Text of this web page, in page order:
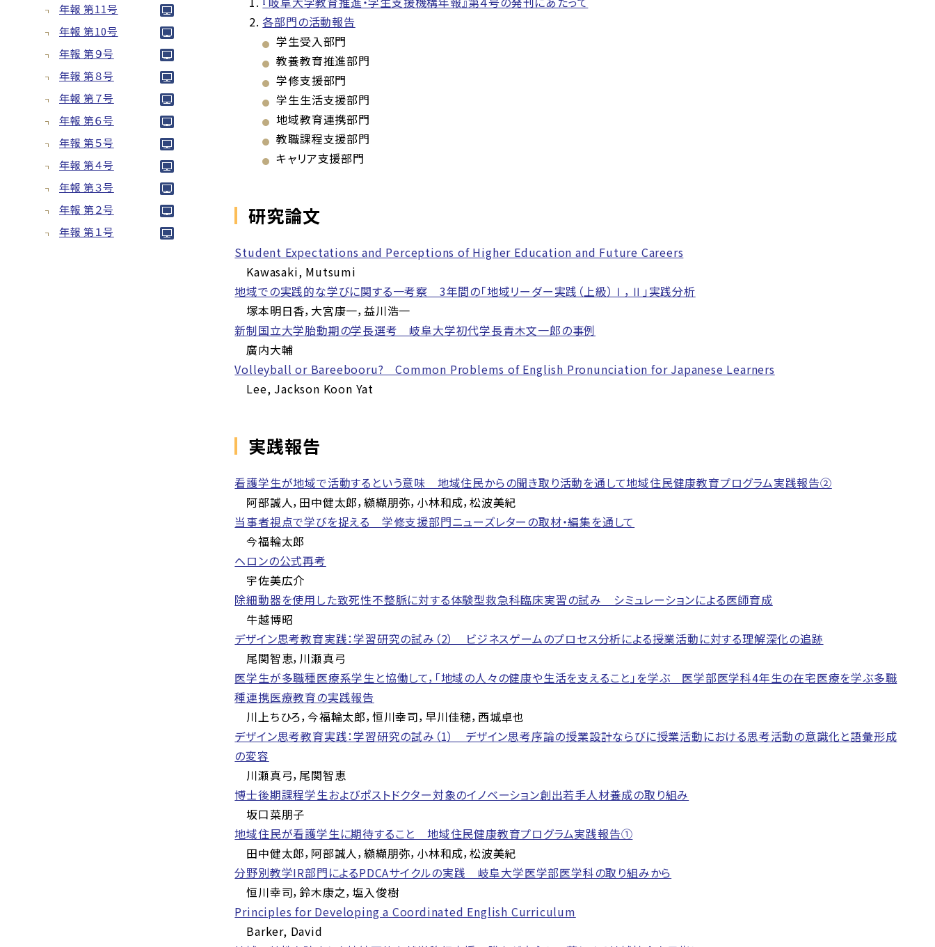
各部門の活動報告
学生受入部門
教養教育推進部門
学修支援部門
学生生活支援部門
地域教育連携部門
教職課程支援部門
キャリア支援部門
研究論文
Student Expectations and Perceptions of Higher Education and Future Careers
Kawasaki, Mutsumi
地域での実践的な学びに関する一考察 3年間の「地域リーダー実践（上級）Ⅰ，Ⅱ」実践分析
塚本明日香，大宮康一，益川浩一
新制国立大学胎動期の学長選考 岐阜大学初代学長青木文一郎の事例
廣内大輔
Volleyball or Bareebooru? Common Problems of English Pronunciation for Japanese Learners
Lee, Jackson Koon Yat
実践報告
看護学生が地域で活動するという意味 地域住民からの聞き取り活動を通して地域住民健康教育プログラム実践報告②
阿部誠人，田中健太郎，纐纈朋弥，小林和成，松波美紀
当事者視点で学びを捉える 学修支援部門ニューズレターの取材・編集を通して
今福輪太郎
ヘロンの公式再考
宇佐美広介
除細動器を使用した致死性不整脈に対する体験型救急科臨床実習の試み シミュレーションによる医師育成
牛越博昭
デザイン思考教育実践：学習研究の試み（2） ビジネスゲームのプロセス分析による授業活動に対する理解深化の追跡
尾関智恵，川瀬真弓
医学生が多職種医療系学生と協働して，「地域の人々の健康や生活を支えること」を学ぶ 医学部医学科4年生の在宅医療を学ぶ多職
種連携医療教育の実践報告
川上ちひろ，今福輪太郎，恒川幸司，早川佳穂，西城卓也
デザイン思考教育実践：学習研究の試み（1） デザイン思考序論の授業設計ならびに授業活動における思考活動の意識化と語彙形成
の変容
川瀬真弓，尾関智恵
博士後期課程学生およびポストドクター対象のイノベーション創出若手人材養成の取り組み
坂口菜朋子
地域住民が看護学生に期待すること 地域住民健康教育プログラム実践報告①
田中健太郎，阿部誠人，纐纈朋弥，小林和成，松波美紀
分野別教学IR部門によるPDCAサイクルの実践 岐阜大学医学部医学科の取り組みから
恒川幸司，鈴木康之，塩入俊樹
Principles for Developing a Coordinated English Curriculum
Barker, David
年報 第11号
年報 第10号
年報 第９号
年報 第８号
年報 第７号
年報 第６号
年報 第５号
年報 第４号
年報 第３号
年報 第２号
年報 第１号